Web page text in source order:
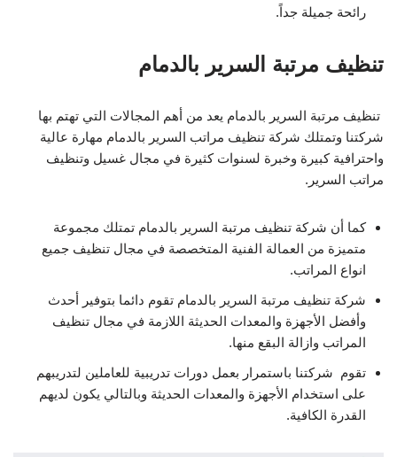
رائحة جميلة جداً.
تنظيف مرتبة السرير بالدمام
تنظيف مرتبة السرير بالدمام يعد من أهم المجالات التي تهتم بها
شركتنا وتمتلك شركة تنظيف مراتب السرير بالدمام مهارة عالية
واحترافية كبيرة وخبرة لسنوات كثيرة في مجال غسيل وتنظيف
مراتب السرير.
كما أن شركة تنظيف مرتبة السرير بالدمام تمتلك مجموعة
متميزة من العمالة الفنية المتخصصة في مجال تنظيف جميع
انواع المراتب.
شركة تنظيف مرتبة السرير بالدمام تقوم دائما بتوفير أحدث
وأفضل الأجهزة والمعدات الحديثة اللازمة في مجال تنظيف
المراتب وازالة البقع منها.
تقوم شركتنا باستمرار بعمل دورات تدريبية للعاملين لتدريبهم
على استخدام الأجهزة والمعدات الحديثة وبالتالي يكون لديهم
القدرة الكافية.